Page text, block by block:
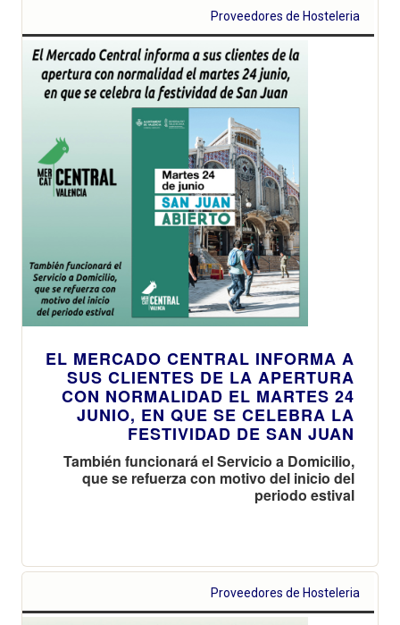
su oferta de
productos de
merchandising
con abanicos,
ventiladores y
utensilios para
disfrutar de las
comidas al aire
libre
Este nuevo de
Sistema
Informático de
Facturación, que
permitirá la
verificación y
automatizado de
las facturas a la
Tributaria, será
obligatorio a
partir de enero
Proveedores de Hosteleria
EL MERCADO CENTRAL INFORMA A
SUS CLIENTES DE LA APERTURA
CON NORMALIDAD EL MARTES 24
JUNIO, EN QUE SE CELEBRA LA
FESTIVIDAD DE SAN JUAN
También funcionará el Servicio a Domicilio,
que se refuerza con motivo del inicio del
periodo estival
Proveedores de Hosteleria